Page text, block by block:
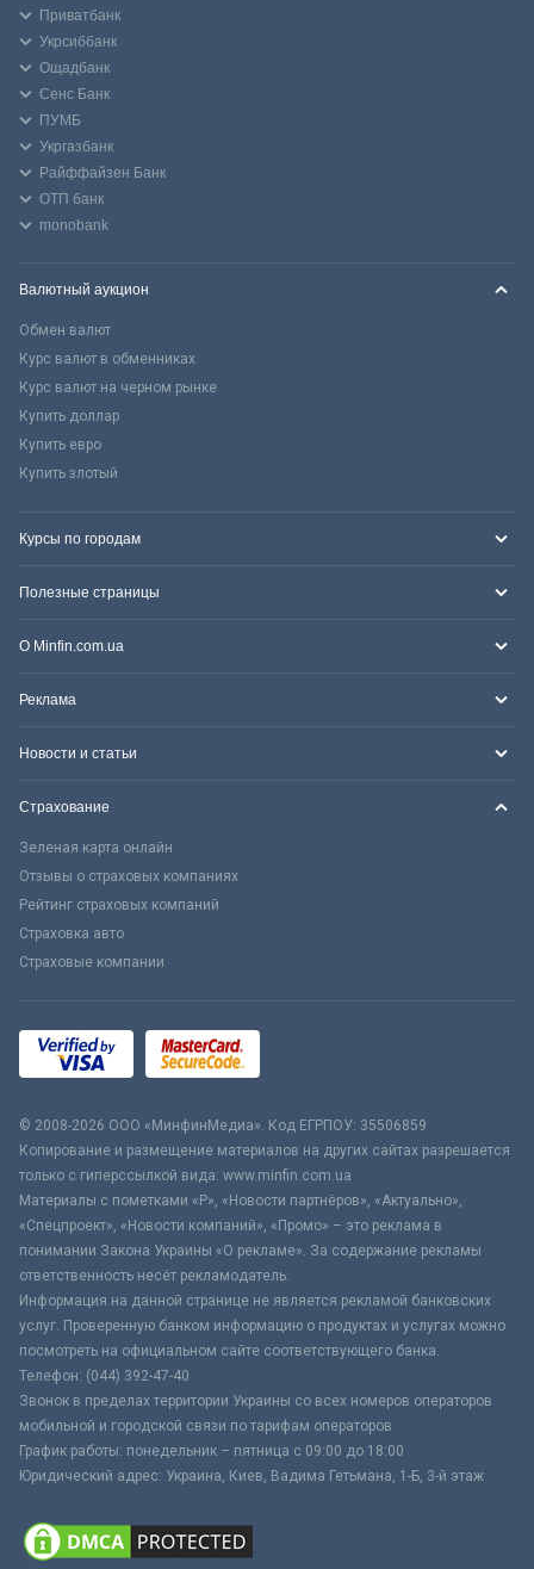
Приватбанк
Укрсиббанк
Ощадбанк
Сенс Банк
ПУМБ
Укргазбанк
Райффайзен Банк
ОТП банк
monobank
Валютный аукцион
Обмен валют
Курс валют в обменниках
Курс валют на черном рынке
Купить доллар
Купить евро
Купить злотый
Курсы по городам
Полезные страницы
О Minfin.com.ua
Реклама
Новости и статьи
Страхование
Зеленая карта онлайн
Отзывы о страховых компаниях
Рейтинг страховых компаний
Страховка авто
Страховые компании
© 2008-2026 ООО «МинфинМедиа». Код ЕГРПОУ: 35506859
Копирование и размещение материалов на других сайтах разрешается
только с гиперссылкой вида: www.minfin.com.ua
Материалы с пометками «Р», «Новости партнёров», «Актуально»,
«Спецпроект», «Новости компаний», «Промо» – это реклама в
понимании Закона Украины «О рекламе». За содержание рекламы
ответственность несёт рекламодатель.
Информация на данной странице не является рекламой банковских
услуг. Проверенную банком информацию о продуктах и услугах можно
посмотреть на официальном сайте соответствующего банка.
Телефон: (044) 392-47-40
Звонок в пределах территории Украины со всех номеров операторов
мобильной и городской связи по тарифам операторов
График работы: понедельник – пятница с 09:00 до 18:00
Юридический адрес: Украина, Киев, Вадима Гетьмана, 1-Б, 3-й этаж